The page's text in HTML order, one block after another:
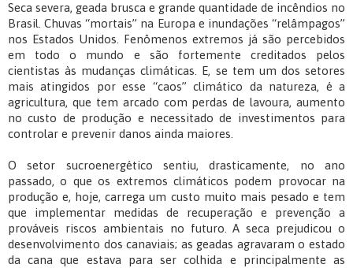
Seca severa, geada brusca e grande quantidade de incêndios no
Brasil. Chuvas “mortais” na Europa e inundações “relâmpagos”
nos Estados Unidos. Fenômenos extremos já são percebidos
em todo o mundo e são fortemente creditados pelos
cientistas às mudanças climáticas. E, se tem um dos setores
mais atingidos por esse “caos” climático da natureza, é a
agricultura, que tem arcado com perdas de lavoura, aumento
no custo de produção e necessitado de investimentos para
controlar e prevenir danos ainda maiores.
O setor sucroenergético sentiu, drasticamente, no ano
passado, o que os extremos climáticos podem provocar na
produção e, hoje, carrega um custo muito mais pesado e tem
que implementar medidas de recuperação e prevenção a
prováveis riscos ambientais no futuro. A seca prejudicou o
desenvolvimento dos canaviais; as geadas agravaram o estado
da cana que estava para ser colhida e principalmente as